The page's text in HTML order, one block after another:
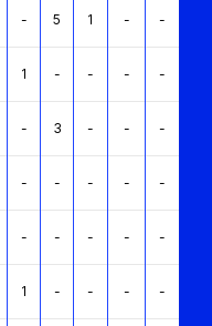
- 5 1 - -
1 - - - -
- 3 - - -
- - - - -
- - - - -
1 - - - -